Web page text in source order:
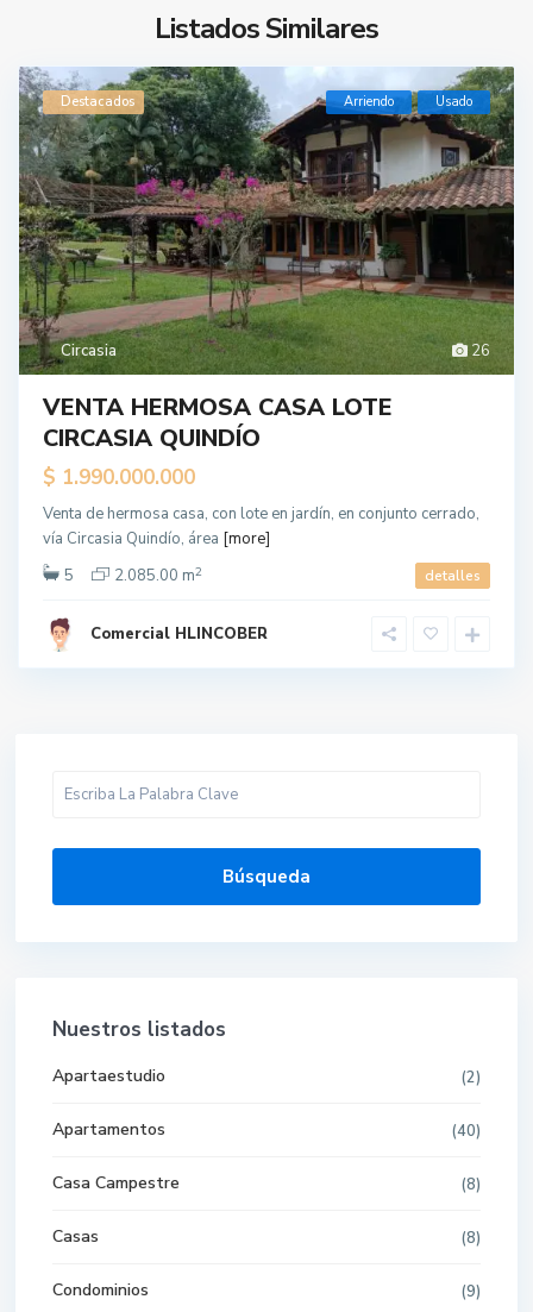
Listados Similares
26
Circasia
Destacados Arriendo Usado
VENTA HERMOSA CASA LOTE
CIRCASIA QUINDÍO
$ 1.990.000.000
Venta de hermosa casa, con lote en jardín, en conjunto cerrado,
vía Circasia Quindío, área [more]
5
2.085.00 m2 detalles
Comercial HLINCOBER
Búsqueda
Nuestros listados
Apartaestudio (2)
Apartamentos (40)
Casa Campestre (8)
Casas (8)
Condominios (9)